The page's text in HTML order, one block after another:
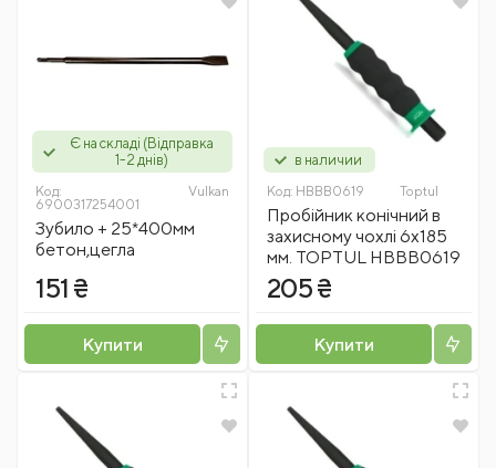
Є на складі (Відправка
1-2 днів)
Код:
6900317254001
Vulkan
Зубило + 25*400мм
бетон,цегла
151 ₴
Купити
в наличии
Код: HBBB0619 Toptul
Пробійник конічний в
захисному чохлі 6х185
мм. TOPTUL HBBB0619
205 ₴
Купити